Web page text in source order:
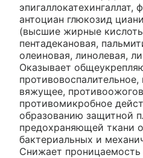
антоциан глюкозид
(высшие жирные
пентадекановая,
олеиновая, линолевая,
Оказывает
противовоспалительное,
вяжущее,
противомикробное
образованию защитной
предохраняющей ткани
бактериальных и
Снижает проницаемость